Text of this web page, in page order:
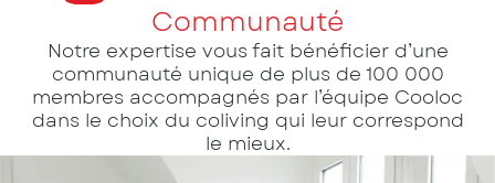
Communauté
Notre expertise vous fait bénéficier d’une
communauté unique de plus de 100 000
membres accompagnés par l’équipe Cooloc
dans le choix du coliving qui leur correspond
le mieux.